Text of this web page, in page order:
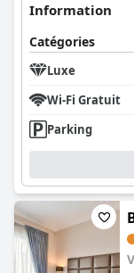
Information
Catégories
Luxe
Wi-Fi Gratuit
Parking